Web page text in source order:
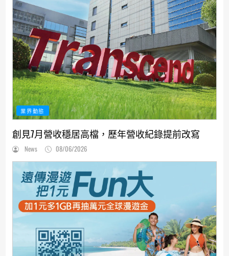
業界動態
創見7月營收穩居高檔，歷年營收紀錄提前改寫
News 08/06/2026